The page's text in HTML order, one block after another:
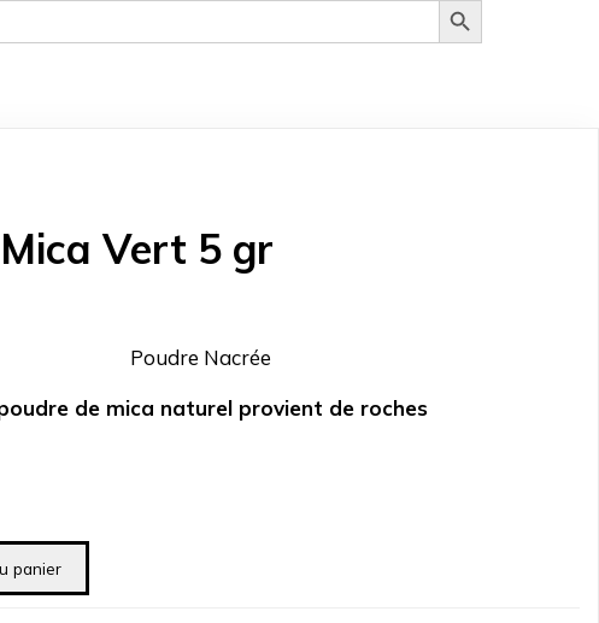
Vert 5 gr
Poudre Nacrée
de mica naturel provient de roches
panier